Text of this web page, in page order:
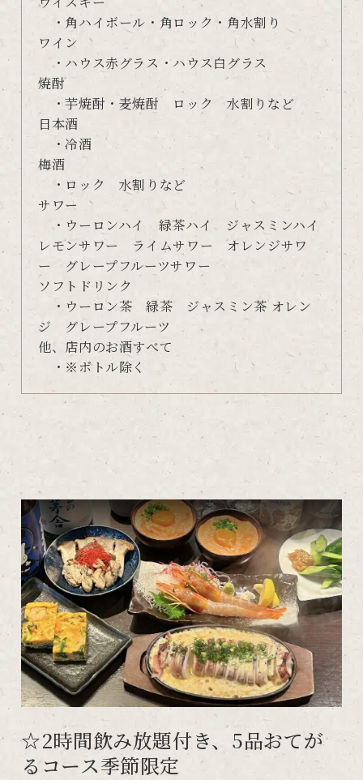
・角ハイボール・角ロック・角水割り
ワイン
・ハウス赤グラス・ハウス白グラス
焼酎
・芋焼酎・麦焼酎 ロック 水割りなど
日本酒
・冷酒
梅酒
・ロック 水割りなど
サワー
・ウーロンハイ 緑茶ハイ ジャスミンハイ
レモンサワー ライムサワー オレンジサワ
ー グレープフルーツサワー
ソフトドリンク
・ウーロン茶 緑茶 ジャスミン茶 オレン
ジ グレープフルーツ
他、店内のお酒すべて
・※ボトル除く
☆2時間飲み放題付き、5品おてが
るコース季節限定